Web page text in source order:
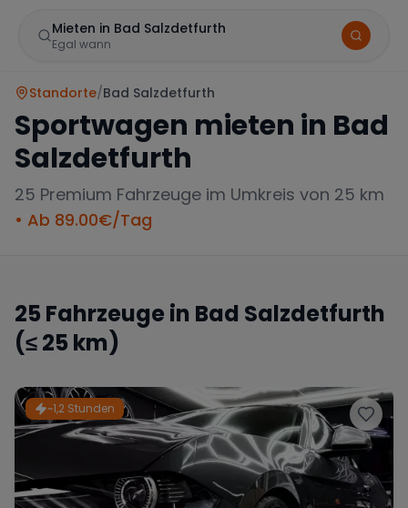
Mieten in Bad Salzdetfurth
Egal wann
Mercedes
Porsche Lamborghini Ferrari
Zeitraum wählen
Standorte/Bad Salzdetfurth
Sportwagen mieten in Bad
Salzdetfurth
25 Premium Fahrzeuge im Umkreis von 25 km
• Ab 89.00€/Tag
25 Fahrzeuge in Bad Salzdetfurth
(≤ 25 km)
~1,2 Stunden